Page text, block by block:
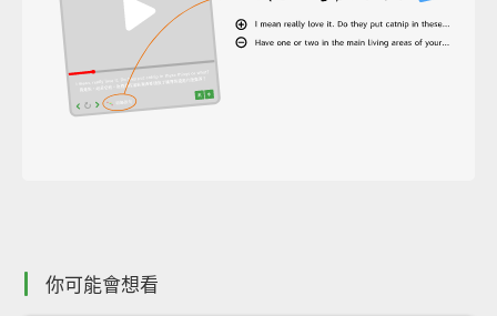
你可能會想看